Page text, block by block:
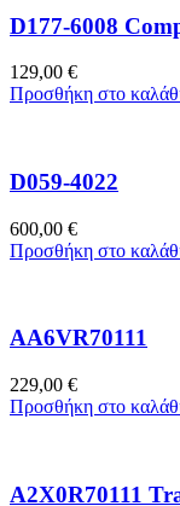
D177-6008
129,00 €
Προσθήκη στο
D059-4022
600,00 €
Προσθήκη στο
AA6VR70111
229,00 €
Προσθήκη στο
A2X0R70111